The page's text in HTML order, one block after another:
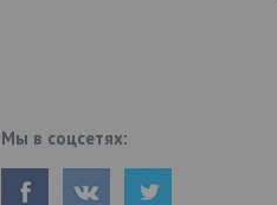
Мы в соцсетях: